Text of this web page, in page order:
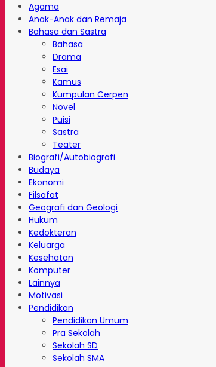
Agama
Anak-Anak dan Remaja
Bahasa dan Sastra
Bahasa
Drama
Esai
Kamus
Kumpulan Cerpen
Novel
Puisi
Sastra
Teater
Biografi/Autobiografi
Budaya
Ekonomi
Filsafat
Geografi dan Geologi
Hukum
Kedokteran
Keluarga
Kesehatan
Komputer
Lainnya
Motivasi
Pendidikan
Pendidikan Umum
Pra Sekolah
Sekolah SD
Sekolah SMA